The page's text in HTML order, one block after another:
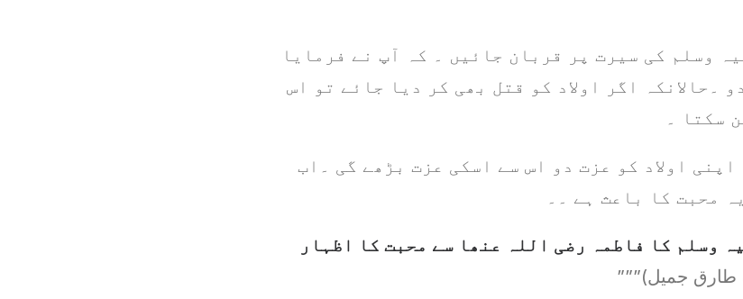
وسلم کی سیرت پر قربان جائیں ۔ کہ آپ نے فرمایا
۔حالانکہ اگر اولاد کو قتل بھی کر دیا جائے تو اس
سکتا ۔
اولاد کو عزت دو اس سے اسکی عزت بڑھے گی ۔اب
محبت کا باعث ہے ۔۔
وسلم کا فاطمہ رضی اللہ عنھا سے محبت کا اظہار
جمیل)”””